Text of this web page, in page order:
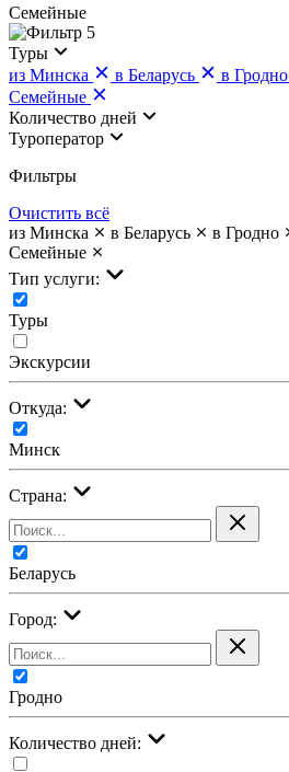
Семейные
5
Туры
из Минска
в Беларусь в Гродно
Семейные
Количество дней
Туроператор
Фильтры
Очистить всё
из Минска
в Беларусь в Гродно
Семейные
Тип услуги:
Туры
Экскурсии
Откуда:
Минск
Страна:
Беларусь
Город:
Гродно
Количество дней: